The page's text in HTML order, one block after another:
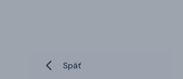
Späť